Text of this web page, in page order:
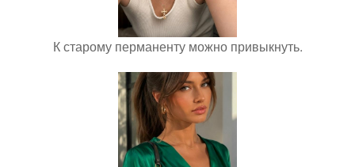
К старому перманенту можно привыкнуть.